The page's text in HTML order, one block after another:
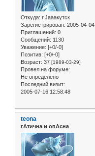
Откуда: г.Jaaaкутск
Зарегистрирован: 2005-04-04
Приглашений: 0
Сообщений: 1130
Уважение: [+0/-0]
Позитив: [+0/-0]
Возраст: 37 [1989-03-29]
Провел на форуме:
Не определено
Последний визит:
2005-07-16 12:58:48
teona
гАтична и опАсна